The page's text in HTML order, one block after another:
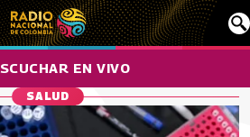
EN VIVO
SALUD